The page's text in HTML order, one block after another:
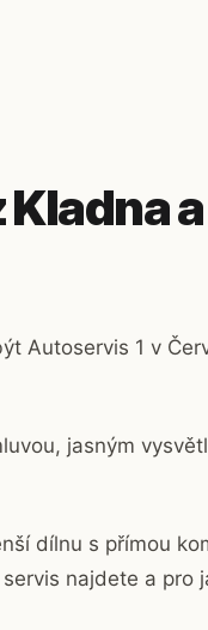
a
Autoservis 1 v
jasným
dílnu s přímou
najdete a pro